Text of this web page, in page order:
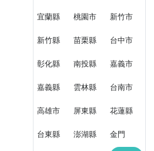
宜蘭縣 桃園市 新竹市
新竹縣 苗栗縣 台中市
彰化縣 南投縣 嘉義市
嘉義縣 雲林縣 台南市
高雄市 屏東縣 花蓮縣
台東縣 澎湖縣 金門